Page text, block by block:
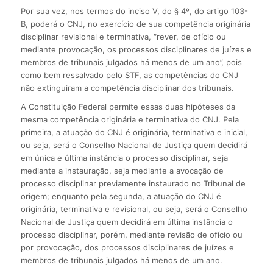
Por sua vez, nos termos do inciso V, do § 4º, do artigo 103-
B, poderá o CNJ, no exercício de sua competência originária
disciplinar revisional e terminativa, “rever, de ofício ou
mediante provocação, os processos disciplinares de juízes e
membros de tribunais julgados há menos de um ano”, pois
como bem ressalvado pelo STF, as competências do CNJ
não extinguiram a competência disciplinar dos tribunais.
A Constituição Federal permite essas duas hipóteses da
mesma competência originária e terminativa do CNJ. Pela
primeira, a atuação do CNJ é originária, terminativa e inicial,
ou seja, será o Conselho Nacional de Justiça quem decidirá
em única e última instância o processo disciplinar, seja
mediante a instauração, seja mediante a avocação de
processo disciplinar previamente instaurado no Tribunal de
origem; enquanto pela segunda, a atuação do CNJ é
originária, terminativa e revisional, ou seja, será o Conselho
Nacional de Justiça quem decidirá em última instância o
processo disciplinar, porém, mediante revisão de ofício ou
por provocação, dos processos disciplinares de juízes e
membros de tribunais julgados há menos de um ano.